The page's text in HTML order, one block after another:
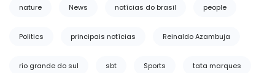
nature News notícias do brasil people
Politics principais notícias Reinaldo Azambuja
rio grande do sul sbt Sports tata marques